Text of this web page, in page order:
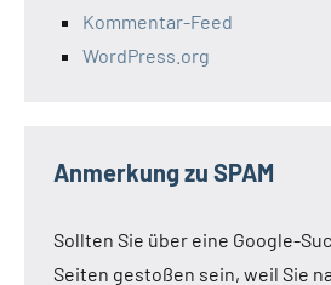
Kommentar-Feed
WordPress.org
Anmerkung zu SPAM
Sollten Sie über eine Google-
Seiten gestoßen sein, weil Sie